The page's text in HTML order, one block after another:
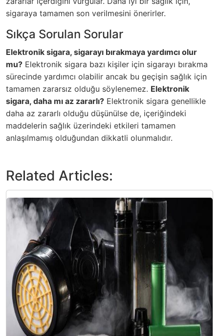
sigaraya tamamen son verilmesini önerirler.
Sıkça Sorulan Sorular
Elektronik sigara, sigarayı bırakmaya yardımcı olur
mu? Elektronik sigara bazı kişiler için sigarayı bırakma
sürecinde yardımcı olabilir ancak bu geçişin sağlık için
tamamen zararsız olduğu söylenemez. Elektronik
sigara, daha mı az zararlı? Elektronik sigara genellikle
daha az zararlı olduğu düşünülse de, içeriğindeki
maddelerin sağlık üzerindeki etkileri tamamen
anlaşılmamış olduğundan dikkatli olunmalıdır.
Related Articles: